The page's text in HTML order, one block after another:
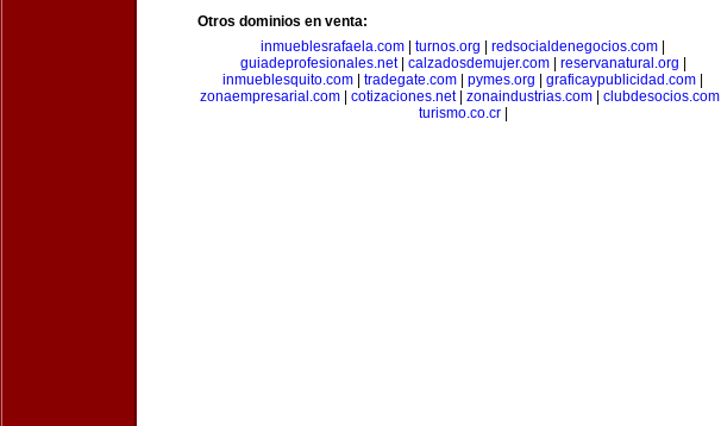
Otros dominios en venta:
inmueblesrafaela.com
turnos.org redsocialdenegocios.com
guiadeprofesionales.net| calzadosdemujer.com| reservanatural.org
inmueblesquito.com
tradegate.com pymes.org graficaypublicidad.com
zonaempresarial.com| cotizaciones.net| zonaindustrias.com| clubdesocios.com|
turismo.co.cr|